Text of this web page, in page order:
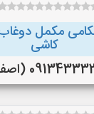
مکمل
کاشی
(اصفهان)